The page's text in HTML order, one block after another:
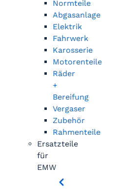
Normteile
Abgasanlage
Elektrik
Fahrwerk
Karosserie
Motorenteile
Räder
+
Bereifung
Vergaser
Zubehör
Rahmenteile
Ersatzteile
für
EMW